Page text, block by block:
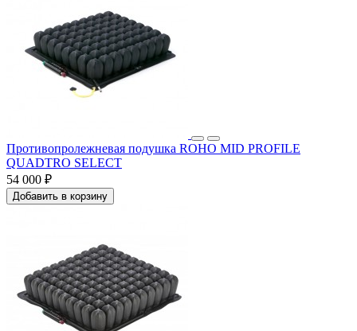
Противопролежневая подушка ROHO MID PROFILE
QUADTRO SELECT
54 000 ₽
Добавить в корзину